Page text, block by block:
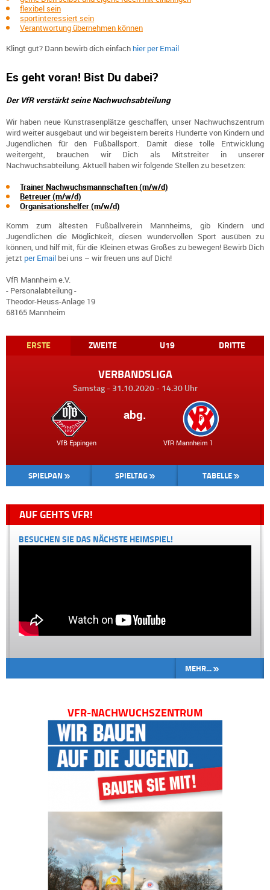
flexibel sein
sportinteressiert sein
Verantwortung übernehmen können
Klingt gut? Dann bewirb dich einfach hier per Email
Es geht voran! Bist Du dabei?
Der VfR verstärkt seine Nachwuchsabteilung
Wir haben neue Kunstrasenplätze geschaffen, unser Nachwuchszentrum
wird weiter ausgebaut und wir begeistern bereits Hunderte von Kindern und
Jugendlichen für den Fußballsport. Damit diese tolle Entwicklung
weitergeht, brauchen wir Dich als Mitstreiter in unserer
Nachwuchsabteilung. Aktuell haben wir folgende Stellen zu besetzen:
Trainer Nachwuchsmannschaften (m/w/d)
Betreuer (m/w/d)
Organisationshelfer (m/w/d)
Komm zum ältesten Fußballverein Mannheims, gib Kindern und
Jugendlichen die Möglichkeit, diesen wundervollen Sport ausüben zu
können, und hilf mit, für die Kleinen etwas Großes zu bewegen! Bewirb Dich
jetzt per Email bei uns – wir freuen uns auf Dich!
VfR Mannheim e.V.
- Personalabteilung -
Theodor-Heuss-Anlage 19
68165 Mannheim
ERSTE ZWEITE U19 DRITTE
VERBANDSLIGA
Samstag - 31.10.2020 - 14.30 Uhr
abg.
VfB Eppingen VfR Mannheim 1
SPIELPAN SPIELTAG TABELLE
AUF GEHTS VFR!
BESUCHEN SIE DAS NÄCHSTE HEIMSPIEL!
MEHR...
VFR-NACHWUCHSZENTRUM